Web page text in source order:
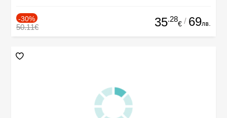
-30%
50.11€ 35.28
€ / 69лв.